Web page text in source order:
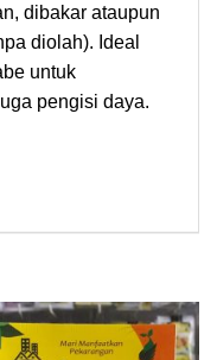
dibakar ataupun
diolah). Ideal
untuk
pengisi daya.